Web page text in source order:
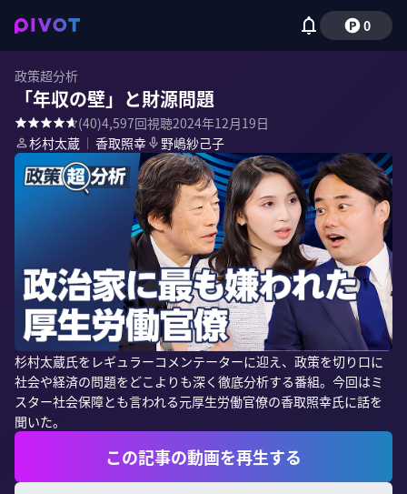
0
政策超分析
「年収の壁」と財源問題
(40)4,597回視聴2024年12月19日
杉村太蔵 ｜ 香取照幸 野嶋紗己子
杉村太蔵氏をレギュラーコメンテーターに迎え、政策を切り口に
社会や経済の問題をどこよりも深く徹底分析する番組。今回はミ
スター社会保障とも言われる元厚生労働官僚の香取照幸氏に話を
聞いた。
この記事の動画を再生する